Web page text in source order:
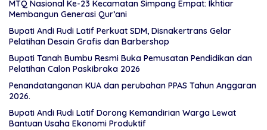
MTQ Nasional Ke-23 Kecamatan Simpang Empat: Ikhtiar
Membangun Generasi Qur’ani
Bupati Andi Rudi Latif Perkuat SDM, Disnakertrans Gelar
Pelatihan Desain Grafis dan Barbershop
Bupati Tanah Bumbu Resmi Buka Pemusatan Pendidikan dan
Pelatihan Calon Paskibraka 2026
Penandatanganan KUA dan perubahan PPAS Tahun Anggaran
2026.
Bupati Andi Rudi Latif Dorong Kemandirian Warga Lewat
Bantuan Usaha Ekonomi Produktif